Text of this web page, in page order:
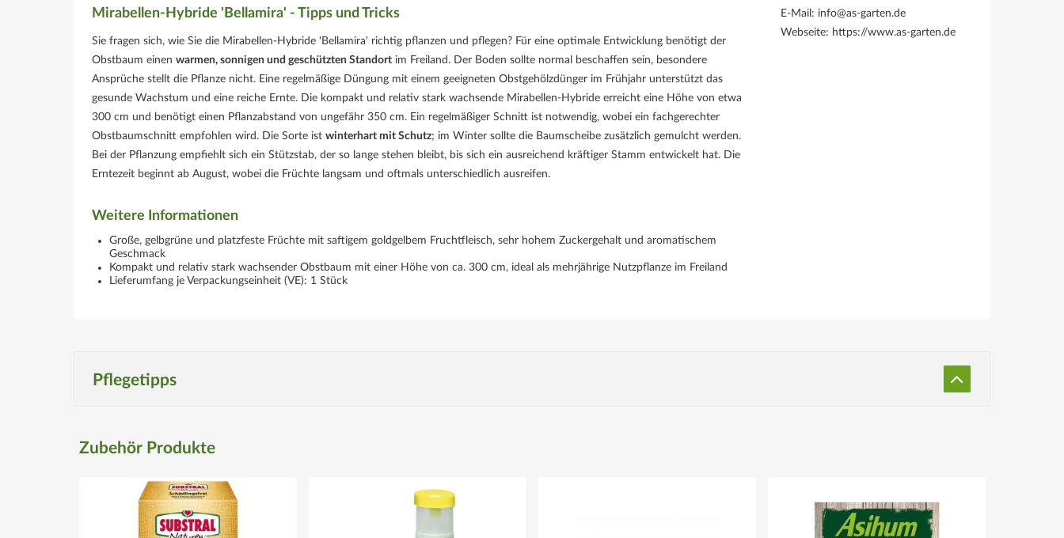
Mirabellen-Hybride 'Bellamira' - Tipps und Tricks
Sie fragen sich, wie Sie die Mirabellen-Hybride 'Bellamira' richtig pflanzen und pflegen? Für eine optimale Entwicklung benötigt der
Obstbaum einen warmen, sonnigen und geschützten Standort im Freiland. Der Boden sollte normal beschaffen sein, besondere
Ansprüche stellt die Pflanze nicht. Eine regelmäßige Düngung mit einem geeigneten Obstgehölzdünger im Frühjahr unterstützt das
gesunde Wachstum und eine reiche Ernte. Die kompakt und relativ stark wachsende Mirabellen-Hybride erreicht eine Höhe von etwa
300 cm und benötigt einen Pflanzabstand von ungefähr 350 cm. Ein regelmäßiger Schnitt ist notwendig, wobei ein fachgerechter
Obstbaumschnitt empfohlen wird. Die Sorte ist winterhart mit Schutz; im Winter sollte die Baumscheibe zusätzlich gemulcht werden.
Bei der Pflanzung empfiehlt sich ein Stützstab, der so lange stehen bleibt, bis sich ein ausreichend kräftiger Stamm entwickelt hat. Die
Erntezeit beginnt ab August, wobei die Früchte langsam und oftmals unterschiedlich ausreifen.
Weitere Informationen
Große, gelbgrüne und platzfeste Früchte mit saftigem goldgelbem Fruchtfleisch, sehr hohem Zuckergehalt und aromatischem
Geschmack
Kompakt und relativ stark wachsender Obstbaum mit einer Höhe von ca. 300 cm, ideal als mehrjährige Nutzpflanze im Freiland
Lieferumfang je Verpackungseinheit (VE): 1 Stück
E-Mail: info@as-garten.de
Webseite: https://www.as-garten.de
Pflegetipps
Warm, sonnig und geschützt.
Düngegaben
Im Frühjahr mit einem Dünger für Obstgehölze (Aufwandmengen bitte beachten).
Zubehör Produkte